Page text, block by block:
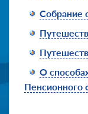
Собрание
О
Пенсионного